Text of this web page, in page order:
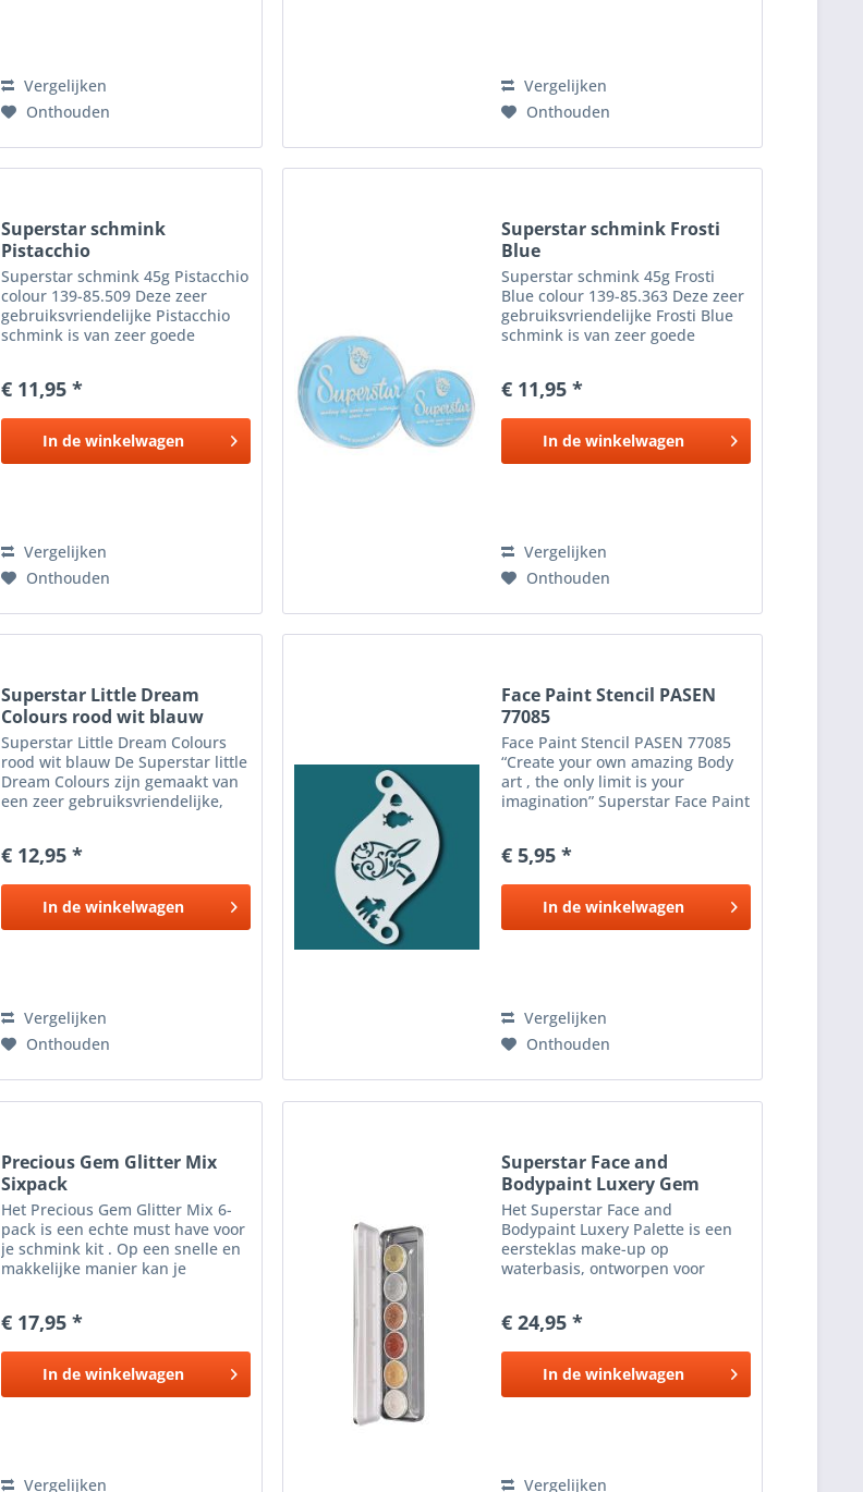
Vergelijken
Onthouden
Vergelijken
Onthouden
Superstar schmink
Pistacchio
Superstar schmink 45g Pistacchio
colour 139-85.509 Deze zeer
gebruiksvriendelijke Pistacchio
schmink is van zeer goede
werkt prettig en is goed te
verwijderen. Een dunne laag...
€ 11,95 *
In de winkelwagen
Vergelijken
Onthouden
Superstar schmink Frosti
Blue
Superstar schmink 45g Frosti
Blue colour 139-85.363 Deze zeer
gebruiksvriendelijke Frosti Blue
schmink is van zeer goede
werkt prettig en is goed te
verwijderen. Een dunne...
€ 11,95 *
In de winkelwagen
Vergelijken
Onthouden
Superstar Little Dream
Colours rood wit blauw
Superstar Little Dream Colours
rood wit blauw De Superstar little
Dream Colours zijn gemaakt van
een zeer gebruiksvriendelijke,
voldoet aan de strenge
voorschriften van de Europese...
€ 12,95 *
In de winkelwagen
Vergelijken
Onthouden
Face Paint Stencil PASEN
77085
Face Paint Stencil PASEN 77085
“Create your own amazing Body
art , the only limit is your
imagination” Superstar Face Paint
face paint design . Gebruik de
Superstar...
€ 5,95 *
In de winkelwagen
Vergelijken
Onthouden
Precious Gem Glitter Mix
Sixpack
Het Precious Gem Glitter Mix 6-
pack is een echte must have voor
je schmink kit . Op een snelle en
makkelijke manier kan je
voor zowel de huid als het haar.
De Fine Glitter Mix kan...
€ 17,95 *
In de winkelwagen
Vergelijken
Superstar Face and
Bodypaint Luxery Gem
Palette
Het Superstar Face and
Bodypaint Luxery Palette is een
eersteklas make-up op
waterbasis, ontworpen voor
Deze hoogwaardige formule is
ontwikkeld om te voldoen aan de
strenge...
€ 24,95 *
In de winkelwagen
Vergelijken